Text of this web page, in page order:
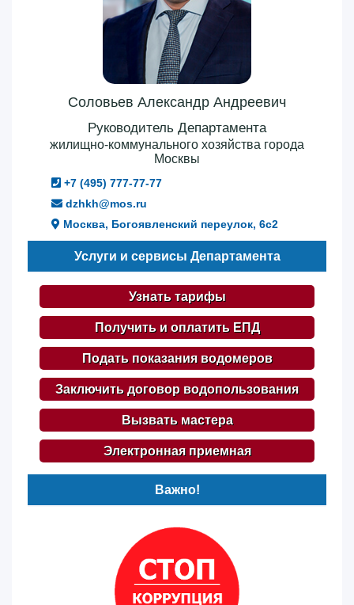
Соловьев Александр Андреевич
Руководитель Департамента
жилищно-коммунального хозяйства города
Москвы
+7 (495) 777-77-77
dzhkh@mos.ru
Москва, Богоявленский переулок, 6с2
Услуги и сервисы Департамента
Узнать тарифы
Получить и оплатить ЕПД
Подать показания водомеров
Заключить договор водопользования
Вызвать мастера
Электронная приемная
Важно!